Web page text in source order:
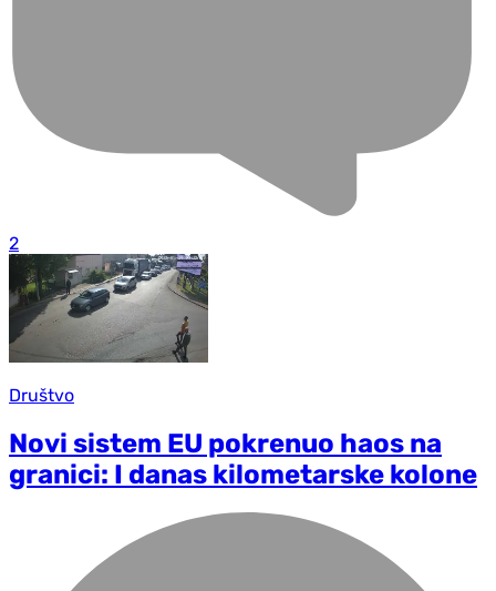
2
Društvo
Novi sistem EU pokrenuo haos na
granici: I danas kilometarske kolone